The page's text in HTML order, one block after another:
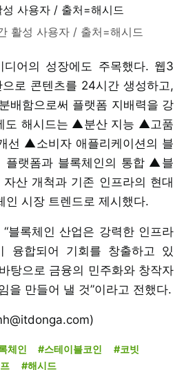
활성 사용자 / 출처=해시드
어의 성장에도 주목했다. 웹3
로 콘텐츠를 24시간 생성하고,
배함으로써 플랫폼 지배력을 강
도 해시드는 ▲분산 지능 ▲고품
선 ▲소비자 애플리케이션의 블
랫폼과 블록체인의 통합 ▲블
산 개척과 기존 인프라의 현대
인 시장 트렌드로 제시했다.
블록체인 산업은 강력한 인프라
융합되어 기회를 창출하고 있
탕으로 금융의 민주화와 창작자
을 만들어 낼 것”이라고 전했다.
체인 #스테이블코인
#코빗
#해시드